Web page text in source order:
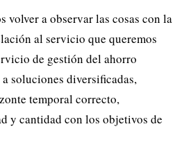
volver a observar las cosas con la
al servicio que queremos
de gestión del ahorro
soluciones diversificadas,
temporal correcto,
y cantidad con los objetivos de